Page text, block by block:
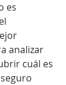
es
analizar
cuál es